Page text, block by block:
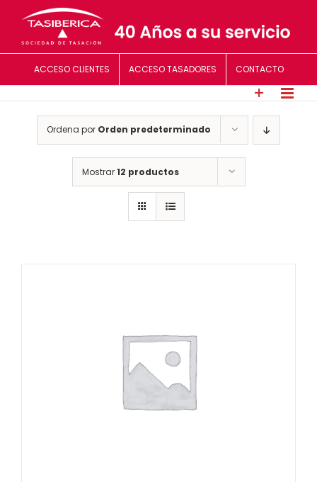
ACCESO CLIENTES ACCESO TASADORES CONTACTO
Ordena por Orden predeterminado
Mostrar12 productos